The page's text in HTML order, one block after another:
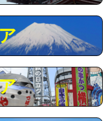
27,500円
38,500円
27,500円
38,500円
16,500円